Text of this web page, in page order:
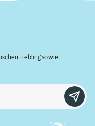
Liebling sowie